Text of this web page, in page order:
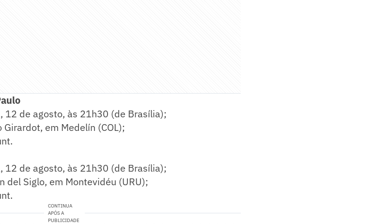
12 de agosto, às 21h30 (de Brasília);
em Medelín (COL);
12 de agosto, às 21h30 (de Brasília);
del Siglo, em Montevidéu (URU);
CONTINUA
APÓS A
PUBLICIDADE